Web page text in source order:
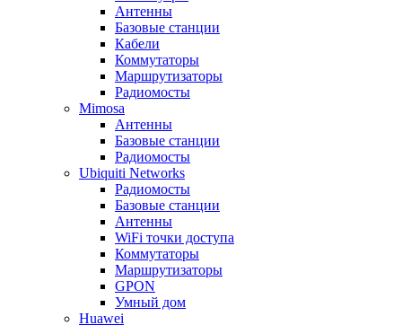
Антенны
Базовые станции
Кабели
Коммутаторы
Маршрутизаторы
Радиомосты
Mimosa
Антенны
Базовые станции
Радиомосты
Ubiquiti Networks
Радиомосты
Базовые станции
Антенны
WiFi точки доступа
Коммутаторы
Маршрутизаторы
GPON
Умный дом
Huawei